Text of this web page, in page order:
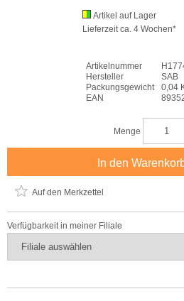
Artikel auf Lager
Lieferzeit ca. 4 Wochen*
Artikelnummer
Hersteller
SAB
Packungsgewicht
0,04
EAN
Menge
In den
Auf den Merkzettel
Verfügbarkeit in meiner Filiale